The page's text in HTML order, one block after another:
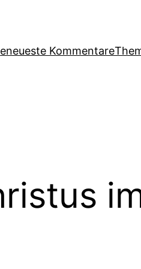
neueste Kommentare